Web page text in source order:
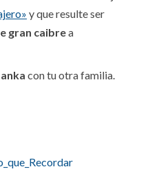
y que resulte ser
gran caibrea
con tu otra familia.